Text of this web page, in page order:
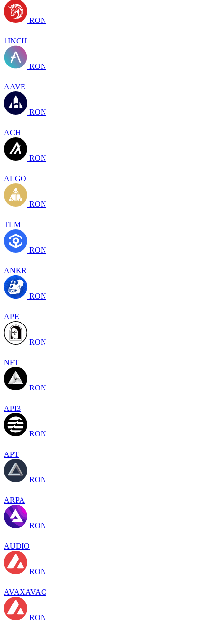
RON
1INCH
RON
AAVE
RON
ACH
RON
ALGO
RON
TLM
RON
ANKR
RON
APE
RON
NFT
RON
API3
RON
APT
RON
ARPA
RON
AUDIO
RON
AVAXAVAC
RON